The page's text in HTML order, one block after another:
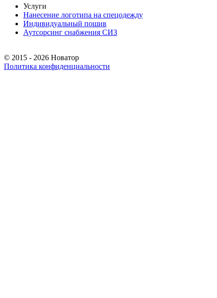
Услуги
Нанесение логотипа на спецодежду
Индивидуальный пошив
Аутсорсинг снабжения СИЗ
© 2015 - 2026 Новатор
Политика конфиденциальности